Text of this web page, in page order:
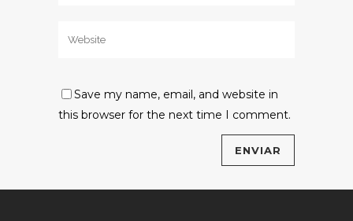
Save my name, email, and website in
this browser for the next time I comment.